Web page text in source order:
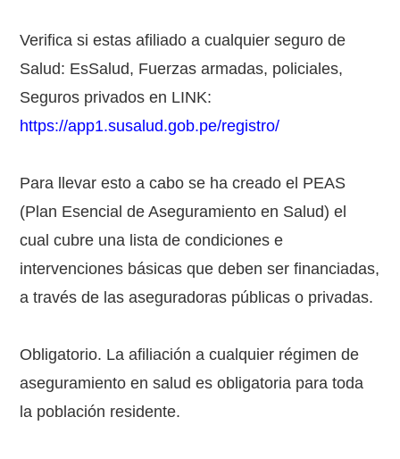
Verifica si estas afiliado a cualquier seguro de
Salud: EsSalud, Fuerzas armadas, policiales,
Seguros privados en LINK:
https://app1.susalud.gob.pe/registro/
Para llevar esto a cabo se ha creado el PEAS
(Plan Esencial de Aseguramiento en Salud) el
cual cubre una lista de condiciones e
intervenciones básicas que deben ser financiadas,
a través de las aseguradoras públicas o privadas.
Obligatorio. La afiliación a cualquier régimen de
aseguramiento en salud es obligatoria para toda
la población residente.